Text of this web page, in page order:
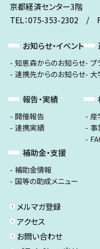
京都経済センター3階
TEL：075-353-2302 /
お知らせ・イベント
知恵森からのお知らせ
連携先からのお知らせ
報告・実績
開催報告
連携実績
補助金・支援
補助金情報
国等の助成メニュー
プ
大
産
事
メルマガ登録
アクセス
お問い合わせ